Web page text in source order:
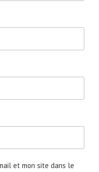
et mon site dans le